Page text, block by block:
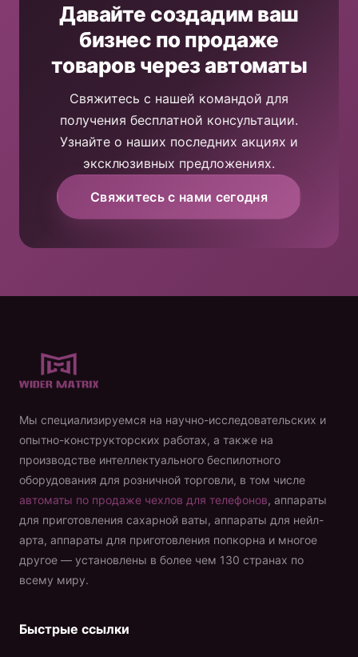
Давайте создадим ваш
бизнес по продаже
товаров через автоматы
Свяжитесь с нашей командой для
получения бесплатной консультации.
Узнайте о наших последних акциях и
эксклюзивных предложениях.
Свяжитесь с нами сегодня
Мы специализируемся на научно-исследовательских и
опытно-конструкторских работах, а также на
производстве интеллектуального беспилотного
оборудования для розничной торговли, в том числе
автоматы по продаже чехлов для телефонов, аппараты
для приготовления сахарной ваты, аппараты для нейл-
арта, аппараты для приготовления попкорна и многое
другое — установлены в более чем 130 странах по
всему миру.
Быстрые ссылки